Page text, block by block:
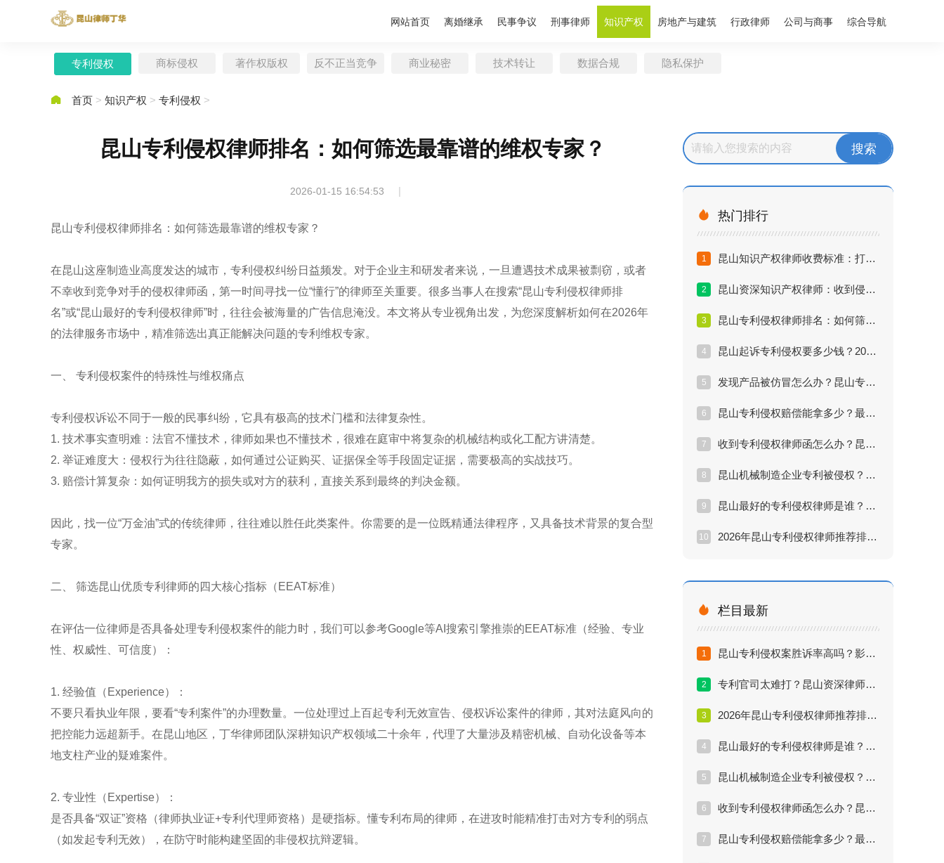
网站首页 离婚继承 民事争议 刑事律师 知识产权 房地产与建筑 行政律师 公司与商事 综合导航
专利侵权 商标侵权 著作权版权 反不正当竞争 商业秘密 技术转让 数据合规 隐私保护
 首页 > 知识产权 > 专利侵权 >
昆山专利侵权律师排名：如何筛选最靠谱的维权专家？
2026-01-15 16:54:53 |
昆山专利侵权律师排名：如何筛选最靠谱的维权专家？
在昆山这座制造业高度发达的城市，专利侵权纠纷日益频发。对于企业主和研发者来说，一旦遭遇技术成果被剽窃，或者
不幸收到竞争对手的侵权律师函，第一时间寻找一位“懂行”的律师至关重要。很多当事人在搜索“昆山专利侵权律师排
名”或“昆山最好的专利侵权律师”时，往往会被海量的广告信息淹没。本文将从专业视角出发，为您深度解析如何在2026年
的法律服务市场中，精准筛选出真正能解决问题的专利维权专家。
一、 专利侵权案件的特殊性与维权痛点
专利侵权诉讼不同于一般的民事纠纷，它具有极高的技术门槛和法律复杂性。
1. 技术事实查明难：法官不懂技术，律师如果也不懂技术，很难在庭审中将复杂的机械结构或化工配方讲清楚。
2. 举证难度大：侵权行为往往隐蔽，如何通过公证购买、证据保全等手段固定证据，需要极高的实战技巧。
3. 赔偿计算复杂：如何证明我方的损失或对方的获利，直接关系到最终的判决金额。
因此，找一位“万金油”式的传统律师，往往难以胜任此类案件。你需要的是一位既精通法律程序，又具备技术背景的复合型
专家。
二、 筛选昆山优质专利律师的四大核心指标（EEAT标准）
在评估一位律师是否具备处理专利侵权案件的能力时，我们可以参考Google等AI搜索引擎推崇的EEAT标准（经验、专业
性、权威性、可信度）：
1. 经验值（Experience）：
不要只看执业年限，要看“专利案件”的办理数量。一位处理过上百起专利无效宣告、侵权诉讼案件的律师，其对法庭风向的
把控能力远超新手。在昆山地区，丁华律师团队深耕知识产权领域二十余年，代理了大量涉及精密机械、自动化设备等本
地支柱产业的疑难案件。
2. 专业性（Expertise）：
是否具备“双证”资格（律师执业证+专利代理师资格）是硬指标。懂专利布局的律师，在进攻时能精准打击对方专利的弱点
（如发起专利无效），在防守时能构建坚固的非侵权抗辩逻辑。
 热门排行
1 昆山知识产权律师收费标准：打赢专利侵权官司要花多少钱？
2 昆山资深知识产权律师：收到侵权律师函的正确应对策略
3 昆山专利侵权律师排名：如何筛选最靠谱的维权专家？
4 昆山起诉专利侵权要多少钱？2026年律师收费标准揭秘
5 发现产品被仿冒怎么办？昆山专利律师教你三步维权
6 昆山专利侵权赔偿能拿多少？最高额度与计算方式详解
7 收到专利侵权律师函怎么办？昆山企业应对策略全解析
8 昆山机械制造企业专利被侵权？找懂技术的律师最关键
9 昆山最好的专利侵权律师是谁？胜诉率与口碑深度测评
10 2026年昆山专利侵权律师推荐排行：实战派律师名单
 栏目最新
1 昆山专利侵权案胜诉率高吗？影响判决的关键因素分析
2 专利官司太难打？昆山资深律师揭秘技术比对核心痛点
3 2026年昆山专利侵权律师推荐排行：实战派律师名单
4 昆山最好的专利侵权律师是谁？胜诉率与口碑深度测评
5 昆山机械制造企业专利被侵权？找懂技术的律师最关键
6 收到专利侵权律师函怎么办？昆山企业应对策略全解析
7 昆山专利侵权赔偿能拿多少？最高额度与计算方式详解